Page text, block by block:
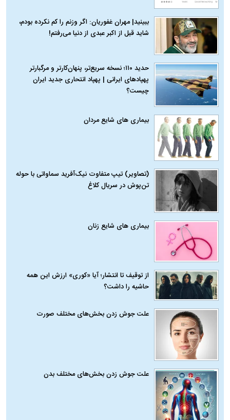
ببینید| مهران غفوریان: اگر وزنم را کم نکرده بودم،
شاید قبل از اکبر عبدی از دنیا می‌رفتم!
حدید ۱۱۰؛ نسخه سریع‌تر، پنهان‌کارتر و مرگبارتر
پهپادهای ایرانی | پهپاد انتحاری جدید ایران
چیست؟
بیماری‌ های شایع مردان
(تصاویر) تیپ متفاوت نیک‌آفرید سماواتی با حوله
تن‌پوش در سریال کلاغ
بیماری‌ های شایع زنان
از توقیف تا انتشار؛ آیا «کوری» ارزش این همه
حاشیه را داشت؟
علت جوش زدن بخش‌های مختلف صورت
علت جوش زدن بخش‌های مختلف بدن